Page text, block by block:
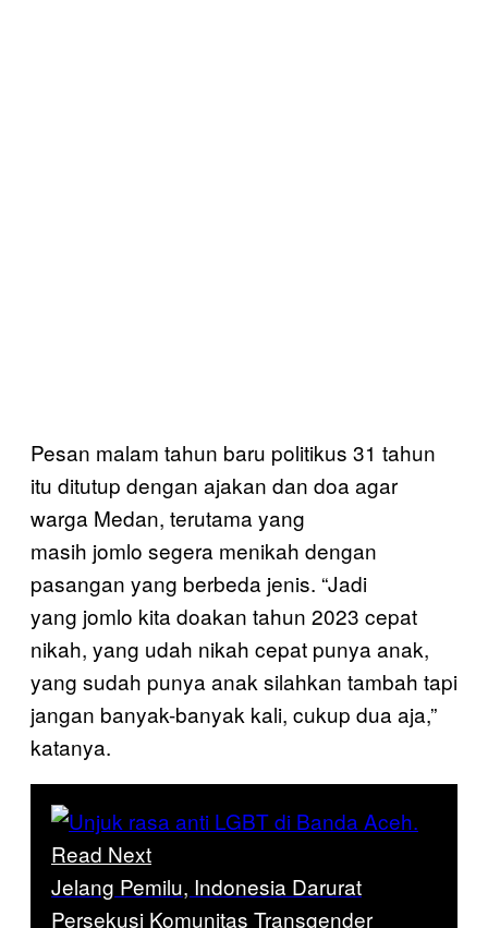
Pesan malam tahun baru politikus 31 tahun
itu ditutup dengan ajakan dan doa agar
warga Medan, terutama yang
masih jomlo segera menikah dengan
pasangan yang berbeda jenis. “Jadi
yang jomlo kita doakan tahun 2023 cepat
nikah, yang udah nikah cepat punya anak,
yang sudah punya anak silahkan tambah tapi
jangan banyak-banyak kali, cukup dua aja,”
katanya.
Read Next
Jelang Pemilu, Indonesia Darurat
Persekusi Komunitas Transgender